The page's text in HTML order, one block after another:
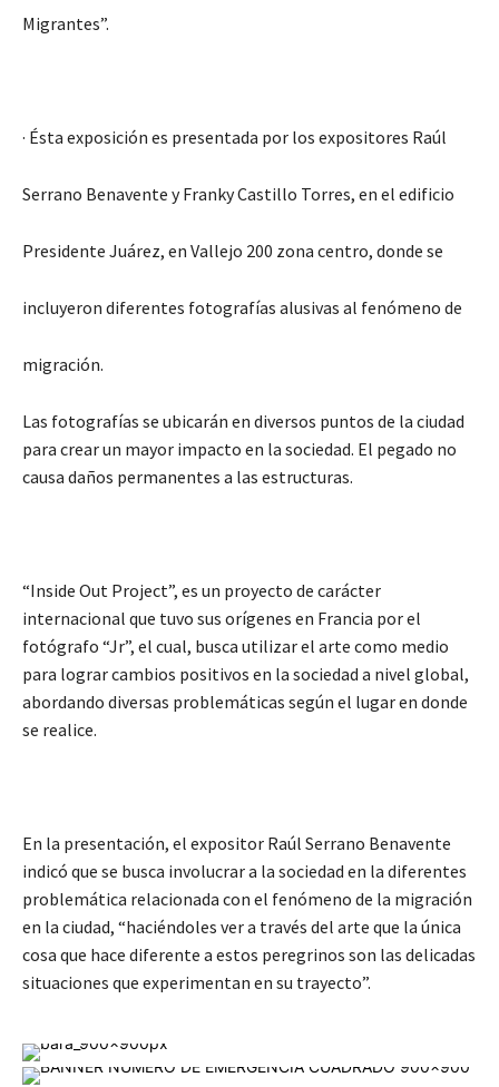
Migrantes”.
· Ésta exposición es presentada por los expositores Raúl
Serrano Benavente y Franky Castillo Torres, en el edificio
Presidente Juárez, en Vallejo 200 zona centro, donde se
incluyeron diferentes fotografías alusivas al fenómeno de
migración.
Las fotografías se ubicarán en diversos puntos de la ciudad
para crear un mayor impacto en la sociedad. El pegado no
causa daños permanentes a las estructuras.
“Inside Out Project”, es un proyecto de carácter
internacional que tuvo sus orígenes en Francia por el
fotógrafo “Jr”, el cual, busca utilizar el arte como medio
para lograr cambios positivos en la sociedad a nivel global,
abordando diversas problemáticas según el lugar en donde
se realice.
En la presentación, el expositor Raúl Serrano Benavente
indicó que se busca involucrar a la sociedad en la diferentes
problemática relacionada con el fenómeno de la migración
en la ciudad, “haciéndoles ver a través del arte que la única
cosa que hace diferente a estos peregrinos son las delicadas
situaciones que experimentan en su trayecto”.